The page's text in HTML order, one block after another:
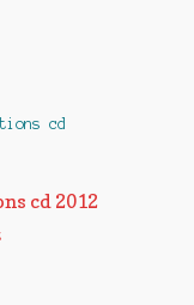
cd 2012